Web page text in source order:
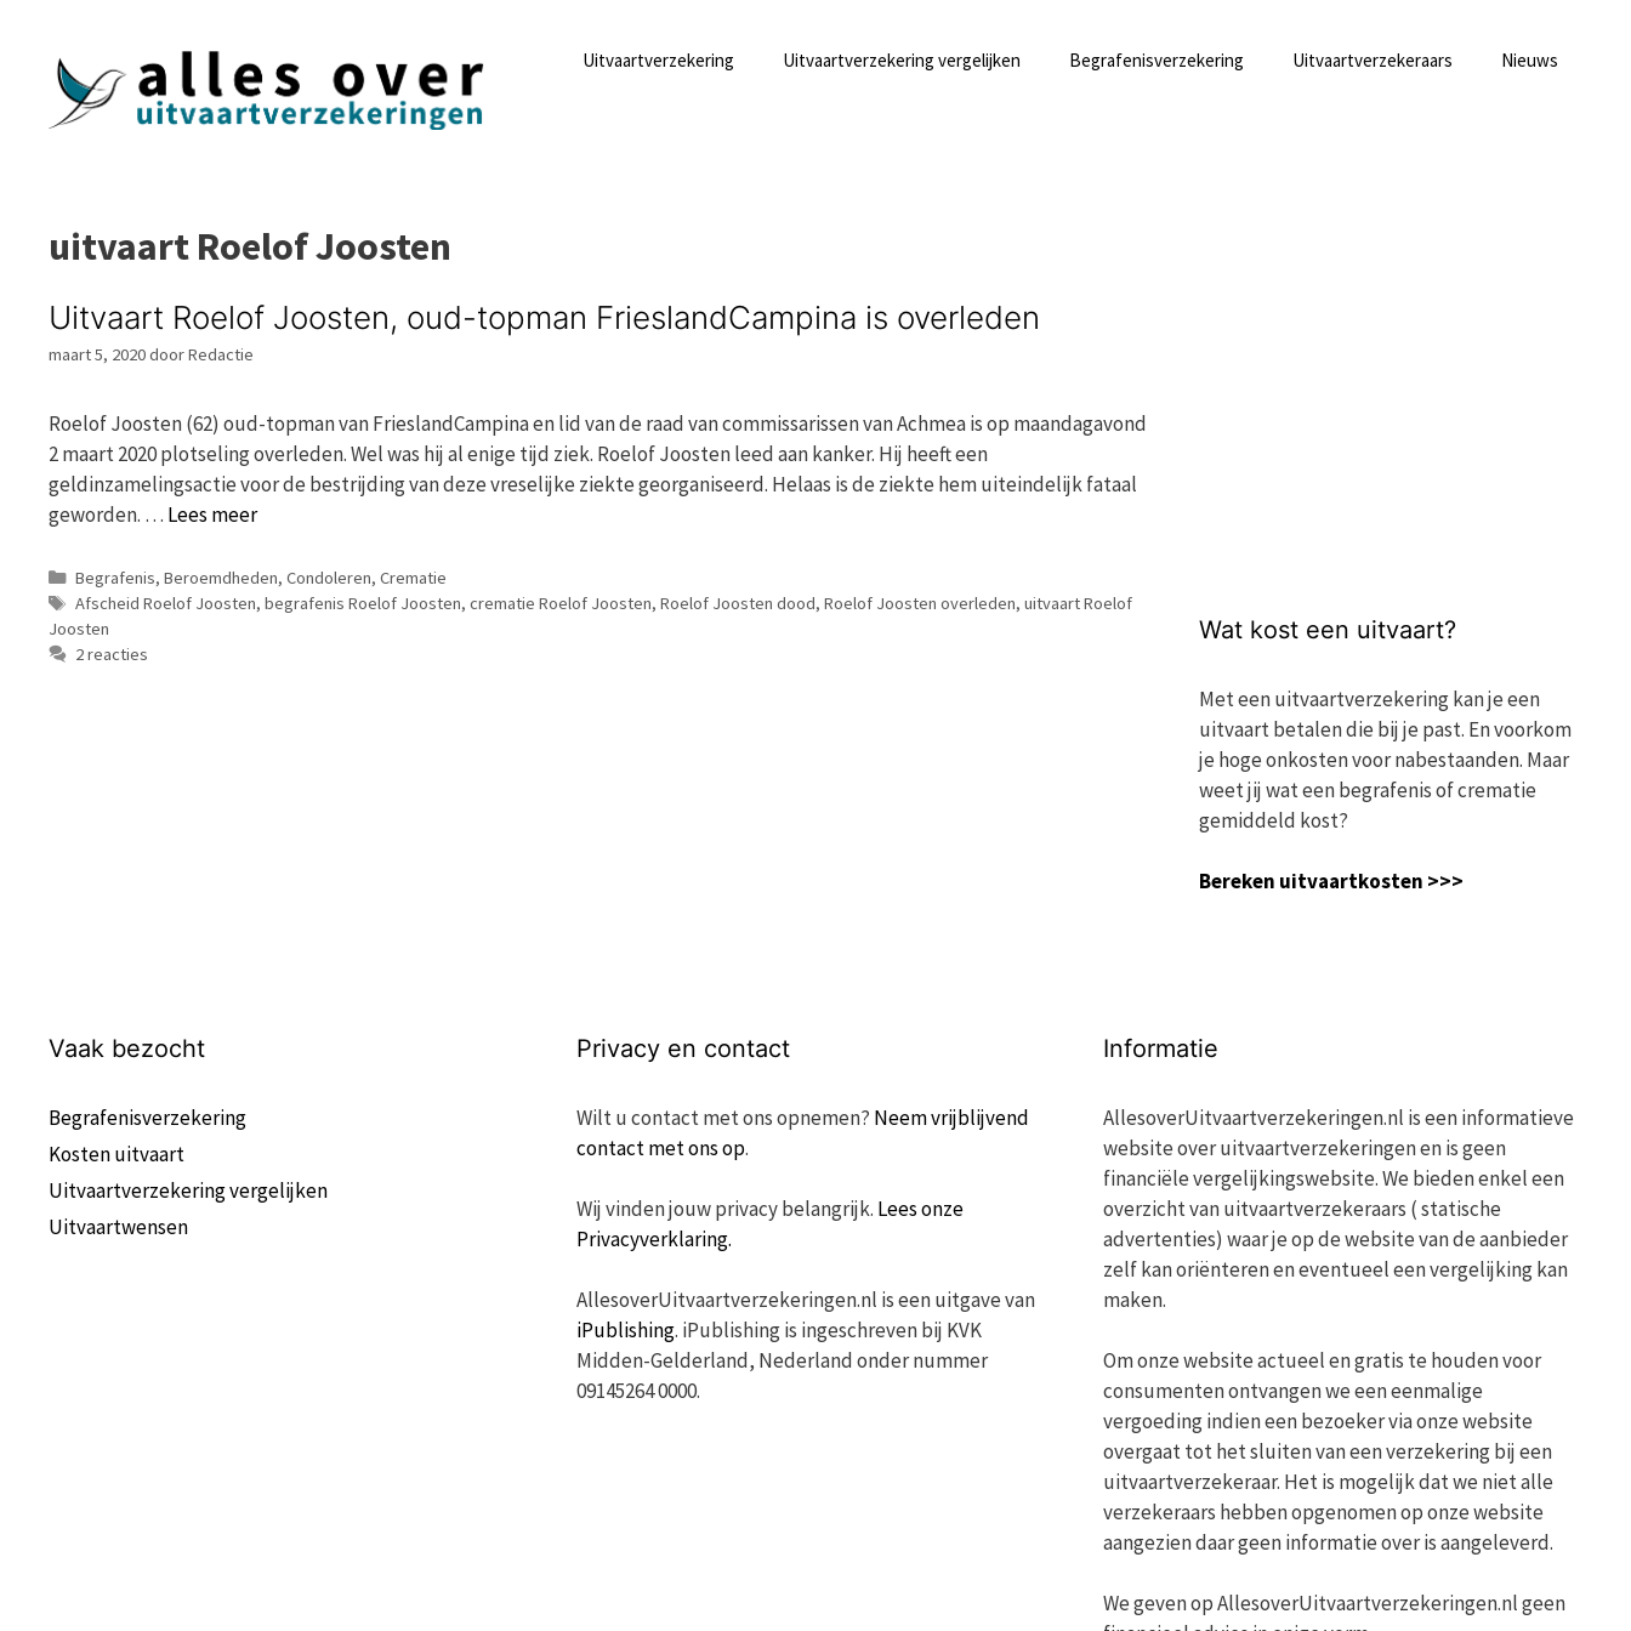
Uitvaartverzekering Uitvaartverzekering vergelijken Begrafenisverzekering Uitvaartverzekeraars Nieuws
uitvaart Roelof Joosten
Uitvaart Roelof Joosten, oud-topman FrieslandCampina is overleden
maart 5, 2020doorRedactie
Roelof Joosten (62) oud-topman van FrieslandCampina en lid van de raad van commissarissen van Achmea is op maandagavond
2 maart 2020 plotseling overleden. Wel was hij al enige tijd ziek. Roelof Joosten leed aan kanker. Hij heeft een
geldinzamelingsactie voor de bestrijding van deze vreselijke ziekte georganiseerd. Helaas is de ziekte hem uiteindelijk fataal
geworden. … Lees meer
Categorieën
Begrafenis, Beroemdheden, Condoleren, Crematie
Tags
Afscheid Roelof Joosten, begrafenis Roelof Joosten, crematie Roelof Joosten, Roelof Joosten dood, Roelof Joosten overleden, uitvaart Roelof
Joosten
2 reacties
Wat kost een uitvaart?
Met een uitvaartverzekering kan je een
uitvaart betalen die bij je past. En voorkom
je hoge onkosten voor nabestaanden. Maar
weet jij wat een begrafenis of crematie
gemiddeld kost?
Bereken uitvaartkosten >>>
Vaak bezocht
Begrafenisverzekering
Kosten uitvaart
Uitvaartverzekering vergelijken
Uitvaartwensen
Privacy en contact
Wilt u contact met ons opnemen? Neem vrijblijvend
contact met ons op.
Wij vinden jouw privacy belangrijk. Lees onze
Privacyverklaring.
AllesoverUitvaartverzekeringen.nl is een uitgave van
iPublishing. iPublishing is ingeschreven bij KVK
Midden-Gelderland, Nederland onder nummer
09145264 0000.
Informatie
AllesoverUitvaartverzekeringen.nl is een informatieve
website over uitvaartverzekeringen en is geen
financiële vergelijkingswebsite. We bieden enkel een
overzicht van uitvaartverzekeraars ( statische
advertenties) waar je op de website van de aanbieder
zelf kan oriënteren en eventueel een vergelijking kan
maken.
Om onze website actueel en gratis te houden voor
consumenten ontvangen we een eenmalige
vergoeding indien een bezoeker via onze website
overgaat tot het sluiten van een verzekering bij een
uitvaartverzekeraar. Het is mogelijk dat we niet alle
verzekeraars hebben opgenomen op onze website
aangezien daar geen informatie over is aangeleverd.
We geven op AllesoverUitvaartverzekeringen.nl geen